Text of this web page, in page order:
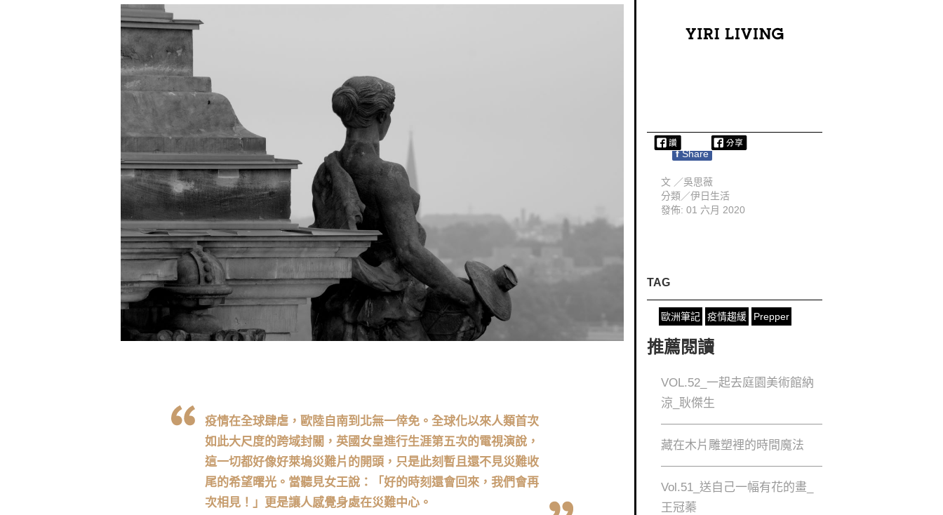
疫情在全球肆虐，歐陸自南到北無一倖免。全球化以來人類首次
如此大尺度的跨域封關，英國女皇進行生涯第五次的電視演說，
這一切都好像好萊塢災難片的開頭，只是此刻暫且還不見災難收
尾的希望曙光。當聽見女王說：「好的時刻還會回來，我們會再
次相見！」更是讓人感覺身處在災難中心。
f Share
文 ／吳思薇
分類／伊日生活
發佈: 01 六月 2020
TAG
歐洲筆記 疫情趨緩 Prepper
推薦閱讀
VOL.52_一起去庭園美術館納
涼_耿傑生
藏在木片雕塑裡的時間魔法
Vol.51_送自己一幅有花的畫_
王冠蓁